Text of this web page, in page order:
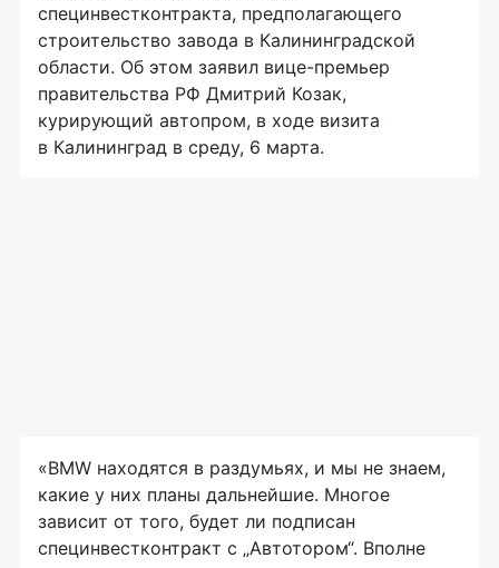
специнвестконтракта, предполагающего
строительство завода в Калининградской
области. Об этом заявил вице-премьер
правительства РФ Дмитрий Козак,
курирующий автопром, в ходе визита
в Калининград в среду, 6 марта.
«BMW находятся в раздумьях, и мы не знаем,
какие у них планы дальнейшие. Многое
зависит от того, будет ли подписан
специнвестконтракт с „Автотором“. Вполне